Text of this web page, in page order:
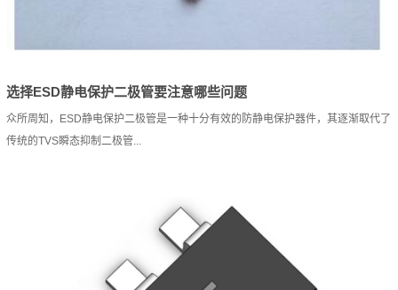
选择ESD静电保护二极管要注意哪些问题
众所周知，ESD静电保护二极管是一种十分有效的防静电保护器件，其逐渐取代了
传统的TVS瞬态抑制二极管...